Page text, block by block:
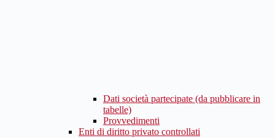
Dati società partecipate (da pubblicare in
tabelle)
Provvedimenti
Enti di diritto privato controllati